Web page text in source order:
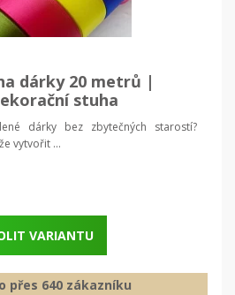
dárky 20 metrů |
stuha
dárky bez zbytečných starostí?
vytvořit ...
VARIANTU
přes 640 zákazníku